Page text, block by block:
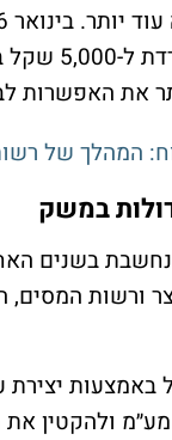
שקל,
את האפשרות
המהלך של
במשק
בשנים
ורשות המסים,
באמצעות
ולהקטין